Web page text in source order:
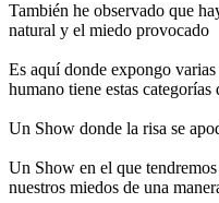
También he observado que
natural y el miedo provocado
Es aquí donde expongo
humano tiene estas categorías
Un Show donde la risa se
Un Show en el que
nuestros miedos de una